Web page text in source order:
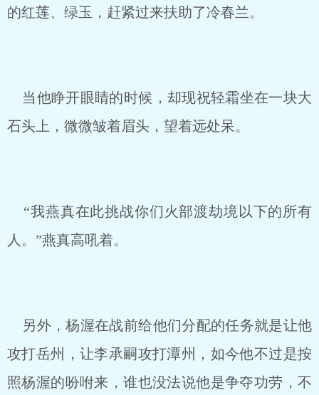
的红莲、绿玉，赶紧过来扶助了冷春兰。
当他睁开眼睛的时候，却现祝轻霜坐在一块大
石头上，微微皱着眉头，望着远处呆。
“我燕真在此挑战你们火部渡劫境以下的所有
人。”燕真高吼着。
另外，杨渥在战前给他们分配的任务就是让他
攻打岳州，让李承嗣攻打潭州，如今他不过是按
照杨渥的吩咐来，谁也没法说他是争夺功劳，不